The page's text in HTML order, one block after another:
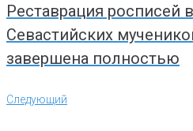
Реставрация росписей
Севастийских
завершена полностью
Следующий
Следующий